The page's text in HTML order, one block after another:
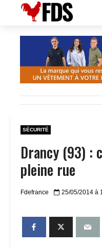
SÉCURITÉ
Drancy (93) :
pleine rue
Fdefrance 25/05/2014 à